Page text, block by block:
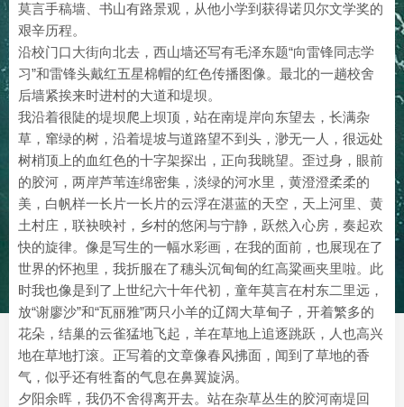
莫言手稿墙、书山有路景观，从他小学到获得诺贝尔文学奖的
艰辛历程。
沿校门口大街向北去，西山墙还写有毛泽东题“向雷锋同志学
习”和雷锋头戴红五星棉帽的红色传播图像。最北的一趟校舍
后墙紧挨来时进村的大道和堤坝。
我沿着很陡的堤坝爬上坝顶，站在南堤岸向东望去，长满杂
草，窜绿的树，沿着堤坡与道路望不到头，渺无一人，很远处
树梢顶上的血红色的十字架探出，正向我眺望。歪过身，眼前
的胶河，两岸芦苇连绵密集，淡绿的河水里，黄澄澄柔柔的
美，白帆样一长片一长片的云浮在湛蓝的天空，天上河里、黄
土村庄，联袂映衬，乡村的悠闲与宁静，跃然入心房，奏起欢
快的旋律。像是写生的一幅水彩画，在我的面前，也展现在了
世界的怀抱里，我折服在了穗头沉甸甸的红高粱画夹里啦。此
时我也像是到了上世纪六十年代初，童年莫言在村东二里远，
放“谢廖沙”和“瓦丽雅”两只小羊的辽阔大草甸子，开着繁多的
花朵，结巢的云雀猛地飞起，羊在草地上追逐跳跃，人也高兴
地在草地打滚。正写着的文章像春风拂面，闻到了草地的香
气，似乎还有牲畜的气息在鼻翼旋涡。
夕阳余晖，我仍不舍得离开去。站在杂草丛生的胶河南堤回